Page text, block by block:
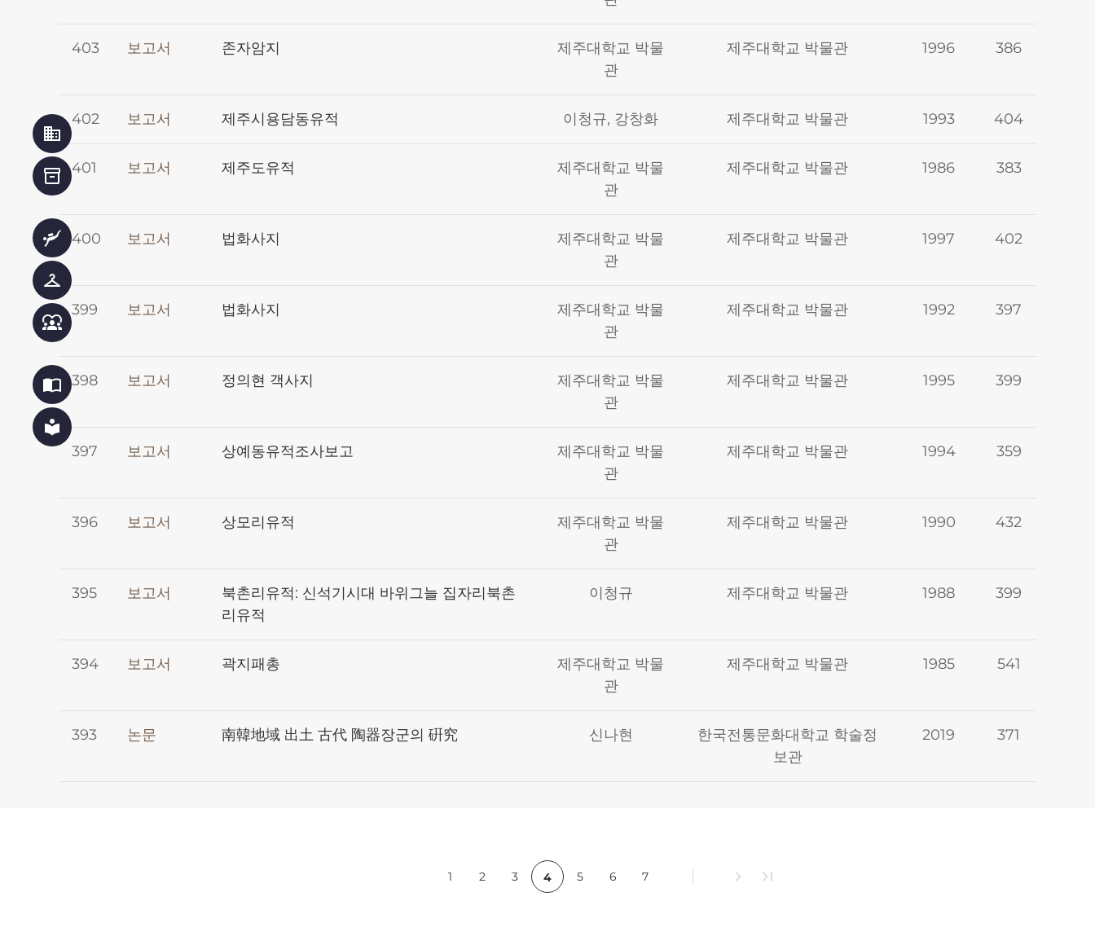
business
inventory_2
scuba_diving
checkroom
diversity_1
import_contacts
local_library
403 보고서 존자암지
제주대학교 박물
관
제주대학교 박물관 1996 386
402 보고서 제주시용담동유적 이청규, 강창화 제주대학교 박물관 1993 404
401 보고서 제주도유적
제주대학교 박물
관
제주대학교 박물관 1986 383
400 보고서 법화사지
제주대학교 박물
관
제주대학교 박물관 1997 402
399 보고서 법화사지
제주대학교 박물
관
제주대학교 박물관 1992 397
398 보고서 정의현 객사지
제주대학교 박물
관
제주대학교 박물관 1995 399
397 보고서 상예동유적조사보고
제주대학교 박물
관
제주대학교 박물관 1994 359
396 보고서 상모리유적
제주대학교 박물
관
제주대학교 박물관 1990 432
395 보고서
북촌리유적: 신석기시대 바위그늘 집자리북촌
리유적
이청규 제주대학교 박물관 1988 399
394 보고서 곽지패총
제주대학교 박물
관
제주대학교 박물관 1985 541
393 논문 南韓地域 出土 古代 陶器장군의 硏究 신나현
한국전통문화대학교 학술정
보관
2019 371
1 2 3 4 5 6 7 chevron_right last_page